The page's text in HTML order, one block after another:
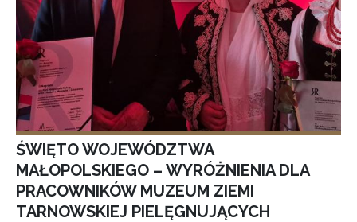
ŚWIĘTO WOJEWÓDZTWA
MAŁOPOLSKIEGO – WYRÓŻNIENIA DLA
PRACOWNIKÓW MUZEUM ZIEMI
TARNOWSKIEJ PIELĘGNUJĄCYCH